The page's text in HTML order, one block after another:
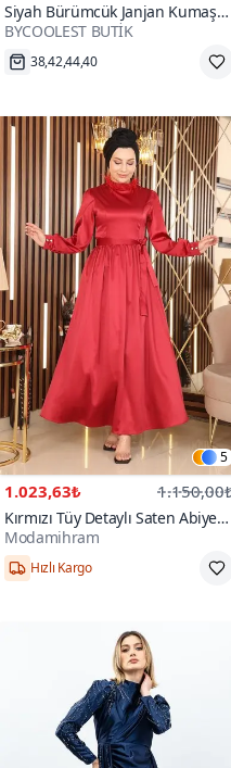
Siyah Bürümcük Janjan Kumaş
Abiye Elbise
BYCOOLEST BUTİK
38,42,44,40
5
1.023,63₺
Kırmızı Tüy Detaylı Saten Abiye
Elbise
Modamihram
Hızlı Kargo